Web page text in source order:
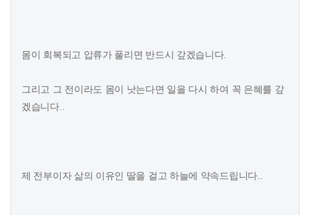
몸이 회복되고 압류가 풀리면 반드시 갚겠습니다.
그리고 그 전이라도 몸이 낫는다면 일을 다시 하여 꼭 은혜를 갚
겠습니다..
제 전부이자 삶의 이유인 딸을 걸고 하늘에 약속드립니다..